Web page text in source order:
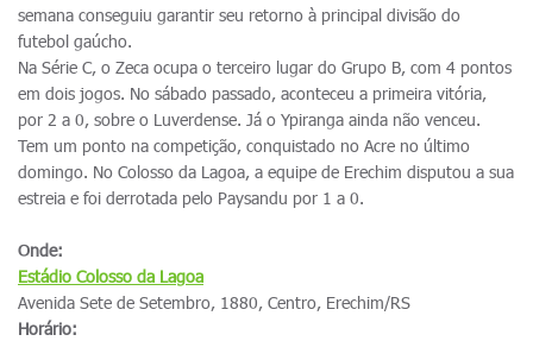
semana conseguiu garantir seu retorno à principal divisão do
futebol gaúcho.
Na Série C, o Zeca ocupa o terceiro lugar do Grupo B, com 4 pontos
em dois jogos. No sábado passado, aconteceu a primeira vitória,
por 2 a 0, sobre o Luverdense. Já o Ypiranga ainda não venceu.
Tem um ponto na competição, conquistado no Acre no último
domingo. No Colosso da Lagoa, a equipe de Erechim disputou a sua
estreia e foi derrotada pelo Paysandu por 1 a 0.
Onde:
Estádio Colosso da Lagoa
Avenida Sete de Setembro, 1880, Centro, Erechim/RS
Horário: